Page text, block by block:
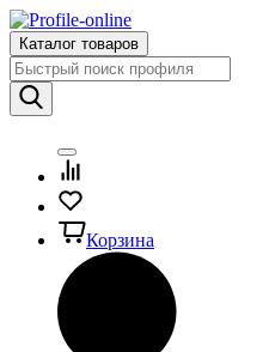
Каталог товаров
Корзина